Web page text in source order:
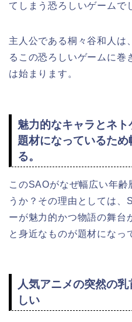
てしまう恐ろしいゲームで
主人公である桐々谷和人は
るこの恐ろしいゲームに巻
は始まります。
魅力的なキャラとネ
題材になっているた
る。
このSAOがなぜ幅広い年齢
うか？その理由としては、
ーが魅力的かつ物語の舞台
と身近なものが題材になっ
人気アニメの突然の
しい